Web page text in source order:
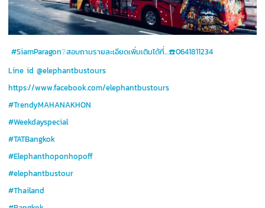
#SiamParagon❔สอบถามรายละเอียดเพิ่มเติมได้ที่…☎️0641811234
Line id @elephantbustours
https://www.facebook.com/elephantbustours
#TrendyMAHANAKHON
#Weekdayspecial
#TATBangkok
#Elephanthoponhopoff
#elephantbustour
#Thailand